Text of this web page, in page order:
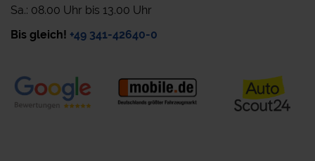
Sa.: 08.00 Uhr bis 13.00 Uhr
Bis gleich! +49 341-42640-0